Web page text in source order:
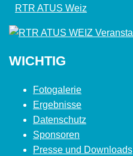
RTR ATUS Weiz
WICHTIG
Fotogalerie
Ergebnisse
Datenschutz
Sponsoren
Presse und Downloads